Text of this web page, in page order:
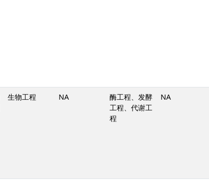
生物工程 NA
酶工程、发酵
工程、代谢工
程
NA